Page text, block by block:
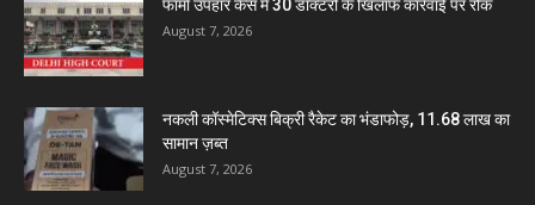
Marxx Pharma
Mcneil & Argus Pharmaceuticals Limited
फार्मा उपहार केस में 30 डॉक्टरों के खिलाफ कार्रवाई पर रोक
August 7, 2026
नकली कॉस्मेटिक्स बिक्री रैकेट का भंडाफोड़, 11.68 लाख का
सामान ज़ब्त
August 7, 2026